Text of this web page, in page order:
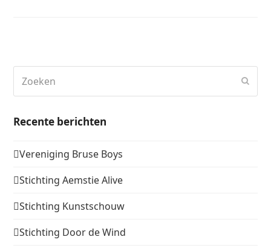
Recente berichten
Vereniging Bruse Boys
Stichting Aemstie Alive
Stichting Kunstschouw
Stichting Door de Wind